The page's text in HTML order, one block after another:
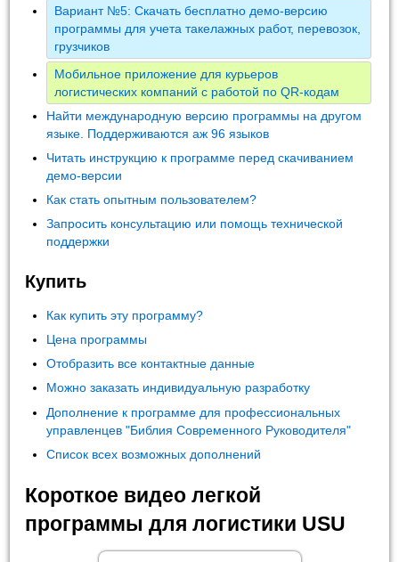
Вариант №5: Скачать бесплатно демо-версию
программы для учета такелажных работ, перевозок,
грузчиков
Мобильное приложение для курьеров
логистических компаний с работой по QR-кодам
Найти международную версию программы на другом
языке. Поддерживаются аж 96 языков
Читать инструкцию к программе перед скачиванием
демо-версии
Как стать опытным пользователем?
Запросить консультацию или помощь технической
поддержки
Купить
Как купить эту программу?
Цена программы
Отобразить все контактные данные
Можно заказать индивидуальную разработку
Дополнение к программе для профессиональных
управленцев "Библия Современного Руководителя"
Список всех возможных дополнений
Короткое видео легкой
программы для логистики USU